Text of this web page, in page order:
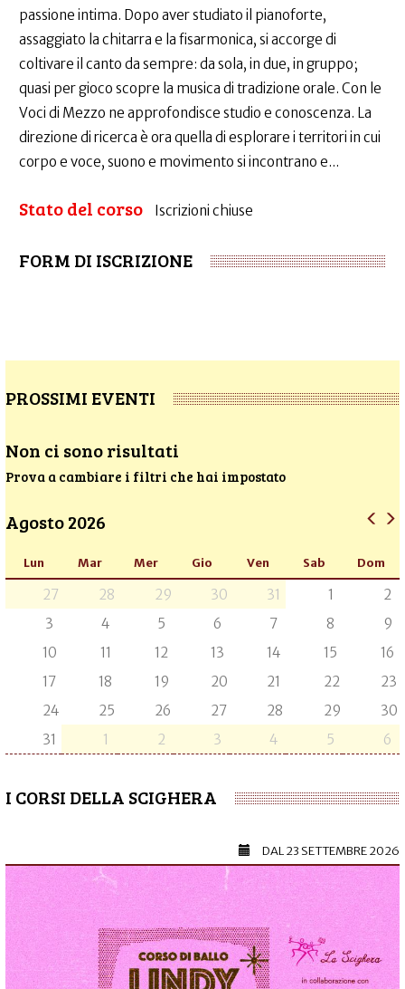
passione intima. Dopo aver studiato il pianoforte,
assaggiato la chitarra e la fisarmonica, si accorge di
coltivare il canto da sempre: da sola, in due, in gruppo;
quasi per gioco scopre la musica di tradizione orale. Con le
Voci di Mezzo ne approfondisce studio e conoscenza. La
direzione di ricerca è ora quella di esplorare i territori in cui
corpo e voce, suono e movimento si incontrano e...
Stato del corso Iscrizioni chiuse
FORM DI ISCRIZIONE
PROSSIMI EVENTI
Non ci sono risultati
Prova a cambiare i filtri che hai impostato
Agosto 2026
Lun Mar Mer Gio Ven Sab Dom
27 28 29 30 31 1
2
3
4 5 6 7 8
9
10
11 12 13 14 15
16
17
18 19 20 21 22
23
24
25 26 27 28 29
30
31
1 2 3 4 5 6
I CORSI DELLA SCIGHERA
DAL23 SETTEMBRE 2026